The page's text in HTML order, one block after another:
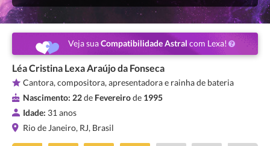
Veja suaCompatibilidade Astral com Lexa!
Léa Cristina Lexa Araújo da Fonseca
Cantora, compositora, apresentadora e rainha de bateria
Nascimento: 22de Fevereirode 1995
Idade: 31 anos
Rio de Janeiro, RJ, Brasil